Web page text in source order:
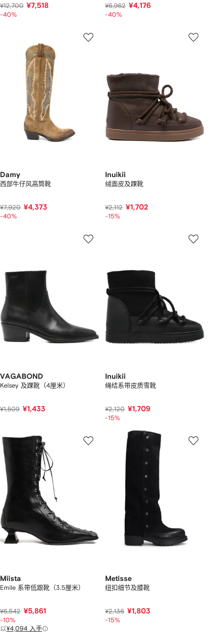
¥12,700 ¥7,518
-40%
¥6,962 ¥4,176
-40%
Damy
西部牛仔风高筒靴
¥7,920 ¥4,373
-40%
Inuikii
绒面皮及踝靴
¥2,112 ¥1,702
-15%
VAGABOND
Kelsey 及踝靴（4厘米）
¥1,509 ¥1,433
Inuikii
绳结系带皮质雪靴
¥2,120 ¥1,709
-15%
Miista
Emile 系带低跟靴（3.5厘米）
¥6,542 ¥5,861
-10%
以¥4,094 入手
Metisse
纽扣细节及膝靴
¥2,136 ¥1,803
-15%